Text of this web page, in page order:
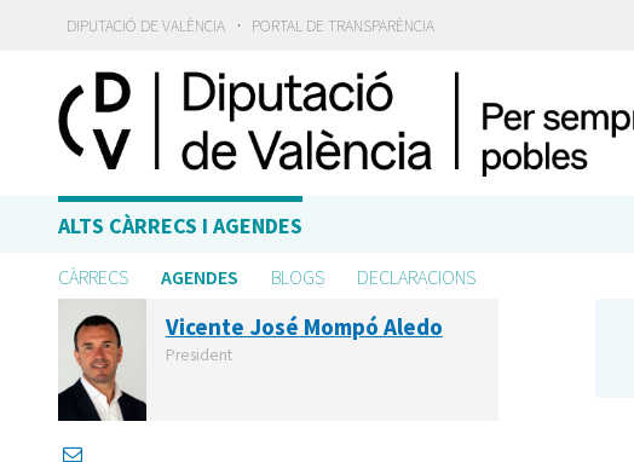
DIPUTACIÓ DE VALÈNCIA · PORTAL DE TRANSPARÈNCIA
ALTS CÀRRECS I AGENDES
CÀRRECS AGENDES BLOGS DECLARACIONS
Vicente José Mompó Aledo
President